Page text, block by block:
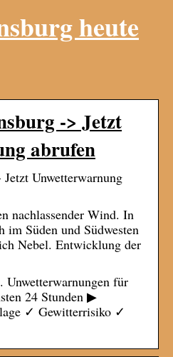
heute
-> Jetzt
abrufen
Unwetterwarnung
nachlassender Wind. In
Süden und Südwesten
Nebel. Entwicklung der
Unwetterwarnungen für
24 Stunden ▶
✓ Gewitterrisiko ✓